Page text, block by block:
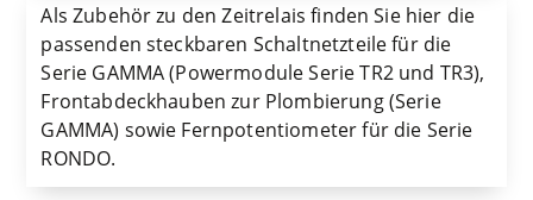
Als Zubehör zu den Zeitrelais finden Sie hier die
passenden steckbaren Schaltnetzteile für die
Serie GAMMA (Powermodule Serie TR2 und TR3),
Frontabdeckhauben zur Plombierung (Serie
GAMMA) sowie Fernpotentiometer für die Serie
RONDO.